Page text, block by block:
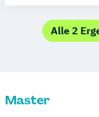
Management
Internationales
Alle 2
Master